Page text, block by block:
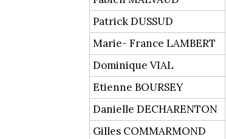
Patrick DUSSUD
Marie- France LAMBERT
Dominique VIAL
Etienne BOURSEY
Danielle DECHARENTON
Gilles COMMARMOND